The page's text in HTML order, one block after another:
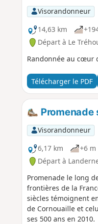
Visorandonneur
14,63 km
Départ à Le
Randonnée au cœur
Télécharger le PDF
Promenade
Visorandonneur
6,17 km
+6 m
Départ à
Promenade le long
frontières de la
siècles témoignent
de Cornouaille et
ses 500 ans en 2010.